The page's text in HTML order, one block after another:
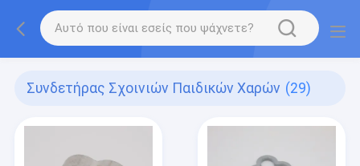
Συνδετήρας Σχοινιών Παιδικών Χαρών (29)